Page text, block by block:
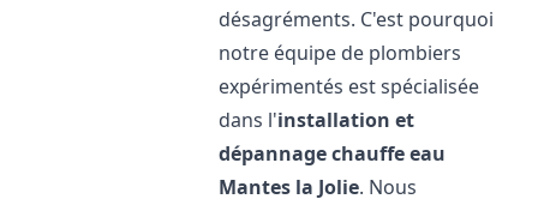
désagréments. C'est pourquoi
notre équipe de plombiers
expérimentés est spécialisée
dans l'installation et
dépannage chauffe eau
Mantes la Jolie. Nous